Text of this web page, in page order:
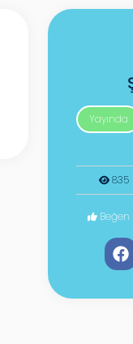
Yayında
Beğen